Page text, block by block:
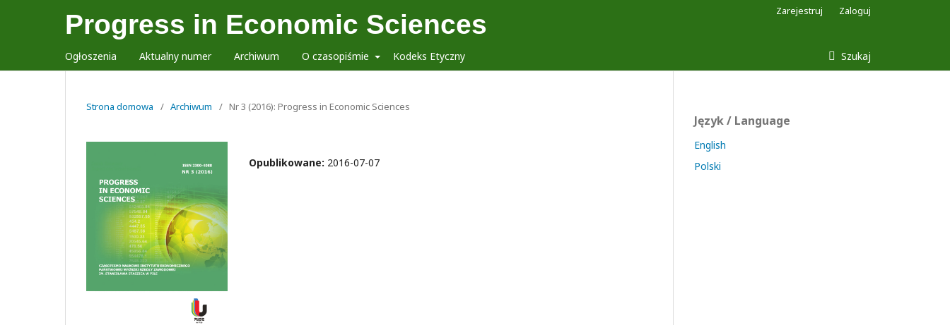
Progress in Economic Sciences
Ogłoszenia Aktualny numer Archiwum O czasopiśmie Kodeks Etyczny Szukaj
Zarejestruj Zaloguj
Strona domowa / Archiwum / Nr 3 (2016): Progress in Economic Sciences
Opublikowane: 2016-07-07
Język / Language
English
Polski